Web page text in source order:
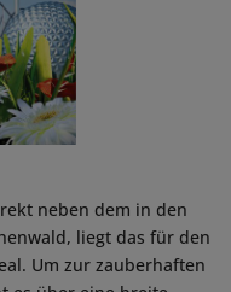
neben dem in den
liegt das für den
Um zur zauberhaften